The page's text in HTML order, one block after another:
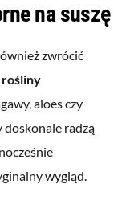
na suszę
zwrócić
aloes czy
doskonale radzą
wygląd.